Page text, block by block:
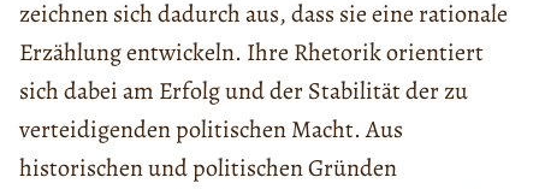
zeichnen sich dadurch aus, dass sie eine rationale
Erzählung entwickeln. Ihre Rhetorik orientiert
sich dabei am Erfolg und der Stabilität der zu
verteidigenden politischen Macht. Aus
historischen und politischen Gründen